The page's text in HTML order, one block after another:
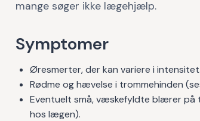
mange søger ikke lægehjælp.
Symptomer
Øresmerter, der kan variere i intensitet.
Rødme og hævelse i trommehinden
Eventuelt små, væskefyldte blærer på
hos lægen).